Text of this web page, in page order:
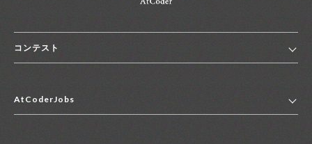
コンテスト
コンテスト一覧
AtCoderJobs